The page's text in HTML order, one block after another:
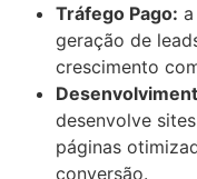
Tráfego Pago:
geração de
crescimento
desenvolve
páginas
conversão.